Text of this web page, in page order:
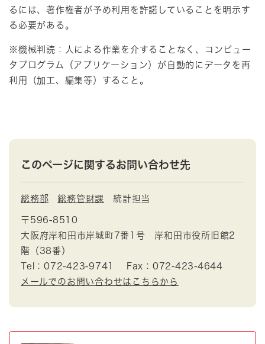
るには、著作権者が予め利用を許諾していることを明示す
る必要がある。
※機械判読：人による作業を介することなく、コンピュー
タプログラム（アプリケーション）が自動的にデータを再
利用（加工、編集等）すること。
このページに関するお問い合わせ先
総務部 総務管財課 統計担当
〒596-8510
大阪府岸和田市岸城町7番1号 岸和田市役所旧館2
階（38番）
Tel：072-423-9741
Fax：072-423-4644
メールでのお問い合わせはこちらから